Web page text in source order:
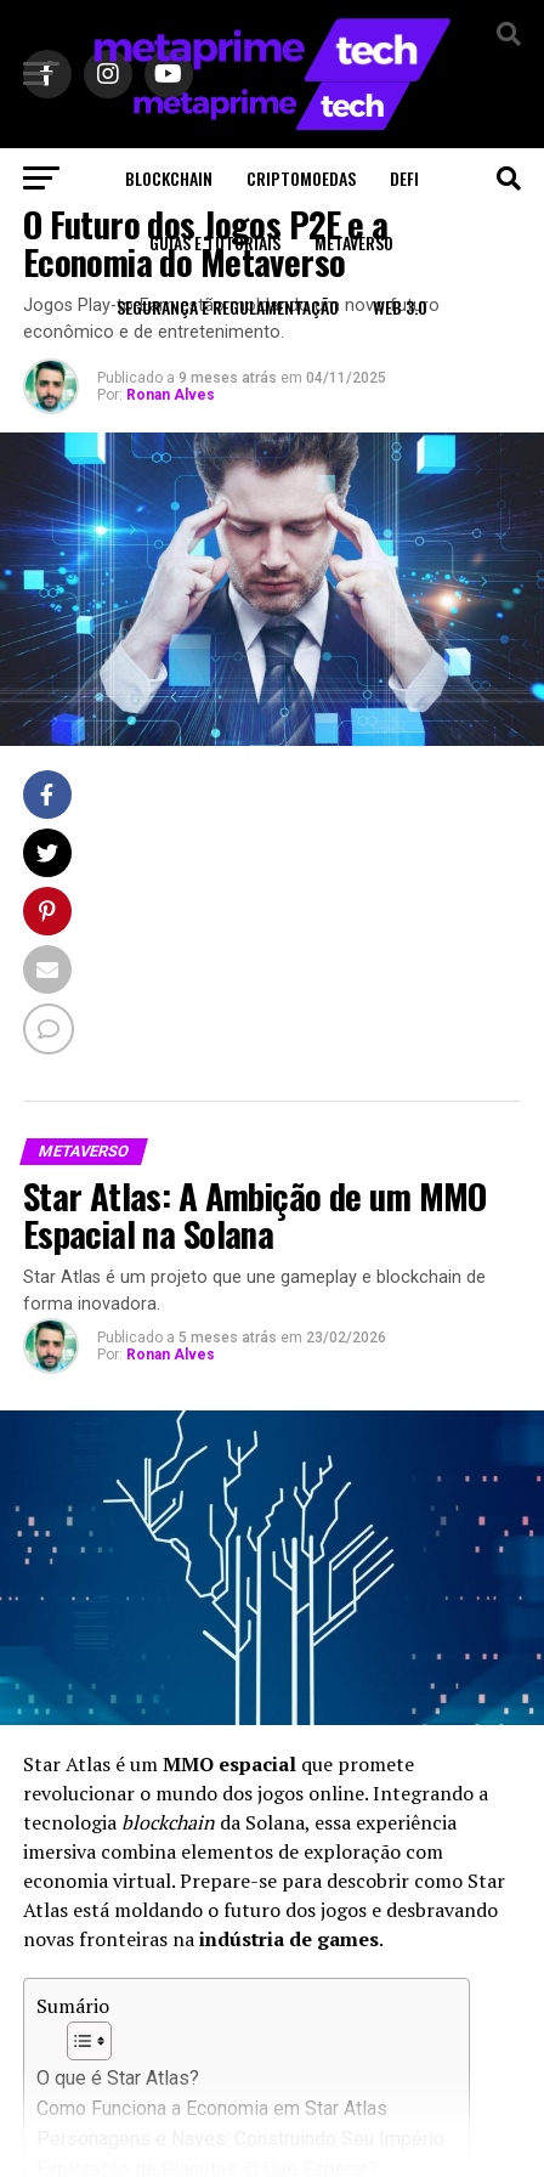
BLOCKCHAIN CRIPTOMOEDAS DEFI
GUIAS E TUTORIAIS METAVERSO
SEGURANÇA E REGULAMENTAÇÃO WEB 3.0
METAVERSO
O Futuro dos Jogos P2E e a
Economia do Metaverso
Jogos Play-to-Earn estão moldando um novo futuro
econômico e de entretenimento.
Publicado a 9 meses atrás em 04/11/2025
Por: Ronan Alves
METAVERSO
Star Atlas: A Ambição de um MMO
Espacial na Solana
Star Atlas é um projeto que une gameplay e blockchain de
forma inovadora.
Publicado a 5 meses atrás em 23/02/2026
Por: Ronan Alves
Star Atlas é umMMO espacialque promete
revolucionar o mundo dos jogos online. Integrando a
tecnologia blockchainda Solana, essa experiência
imersiva combina elementos de exploração com
economia virtual. Prepare-se para descobrir como Star
Atlas está moldando o futuro dos jogos e desbravando
novas fronteiras naindústria de games.
Sumário
O que é Star Atlas?
Como Funciona a Economia em Star Atlas